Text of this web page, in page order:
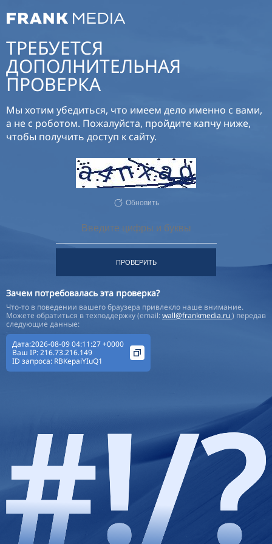
ТРЕБУЕТСЯ
ДОПОЛНИТЕЛЬНАЯ
ПРОВЕРКА
Мы хотим убедиться, что имеем дело именно с вами,
а не с роботом. Пожалуйста, пройдите капчу ниже,
чтобы получить доступ к сайту.
Обновить
ПРОВЕРИТЬ
Зачем потребовалась эта проверка?
Что-то в поведении вашего браузера привлекло наше внимание.
Можете обратиться в техподдержку (email:wall@frankmedia.ru) передав
следующие данные:
Дата:2026-08-09 04:11:27 +0000
Ваш IP:216.73.216.149
ID запроса: RBKepaiYIuQ1